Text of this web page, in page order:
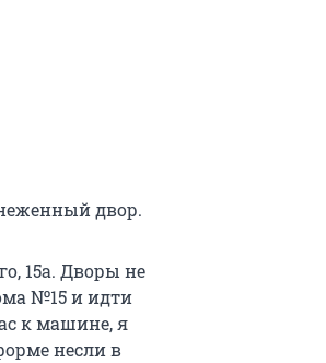
двор.
15а. Дворы не
№15 и идти
к машине, я
несли в